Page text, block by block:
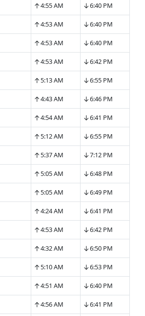
↑4:55 AM ↓6:40 PM
↑4:53 AM ↓6:40 PM
↑4:53 AM ↓6:40 PM
↑4:53 AM ↓6:42 PM
↑5:13 AM ↓6:55 PM
↑4:43 AM ↓6:46 PM
↑4:54 AM ↓6:41 PM
↑5:12 AM ↓6:55 PM
↑5:37 AM ↓7:12 PM
↑5:05 AM ↓6:48 PM
↑5:05 AM ↓6:49 PM
↑4:24 AM ↓6:41 PM
↑4:53 AM ↓6:42 PM
↑4:32 AM ↓6:50 PM
↑5:10 AM ↓6:53 PM
↑4:51 AM ↓6:40 PM
↑4:56 AM ↓6:41 PM